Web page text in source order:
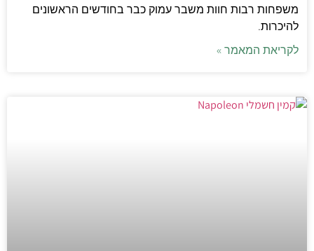
משפחות רבות חוות משבר עמוק כבר בחודשים הראשונים
להיכרות.
לקריאת המאמר »